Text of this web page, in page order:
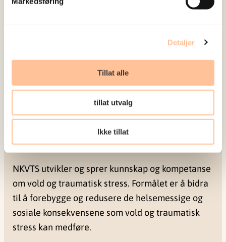
Detaljer
Tillat alle
tillat utvalg
Ikke tillat
Resultater fra oppfølgingen tre år etter angrepet
helseplager og at mange ikke var tilbake i
fortsatt høyt etter tre år.
NKVTS utvikler og sprer kunnskap og kompetanse
om vold og traumatisk stress. Formålet er å bidra
til å forebygge og redusere de helsemessige og
sosiale konsekvensene som vold og traumatisk
stress kan medføre.